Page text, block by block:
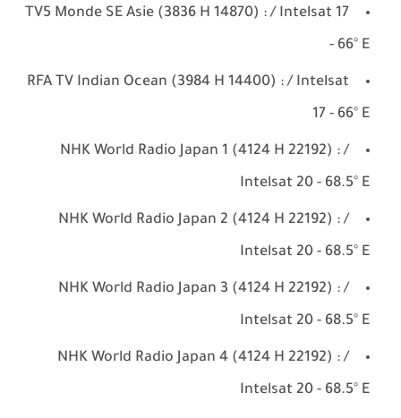
TV5 Monde SE Asie (3836 H 14870) : / Intelsat 17
- 66° E
RFA TV Indian Ocean (3984 H 14400) : / Intelsat
17 - 66° E
NHK World Radio Japan 1 (4124 H 22192) : /
Intelsat 20 - 68.5° E
NHK World Radio Japan 2 (4124 H 22192) : /
Intelsat 20 - 68.5° E
NHK World Radio Japan 3 (4124 H 22192) : /
Intelsat 20 - 68.5° E
NHK World Radio Japan 4 (4124 H 22192) : /
Intelsat 20 - 68.5° E